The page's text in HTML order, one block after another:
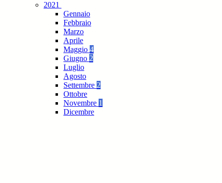
2021
Gennaio
Febbraio
Marzo
Aprile
Maggio 4
Giugno 2
Luglio
Agosto
Settembre 2
Ottobre
Novembre 1
Dicembre